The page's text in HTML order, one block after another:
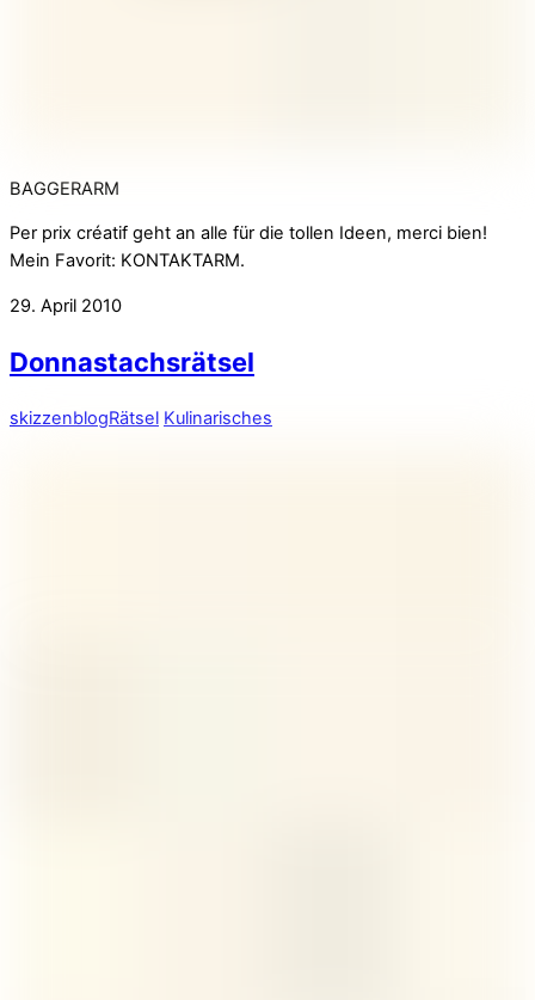
BAGGERARM
Per prix créatif geht an alle für die tollen Ideen, merci bien!
Mein Favorit: KONTAKTARM.
29. April 2010
Donnastachsrätsel
skizzenblogRätsel Kulinarisches